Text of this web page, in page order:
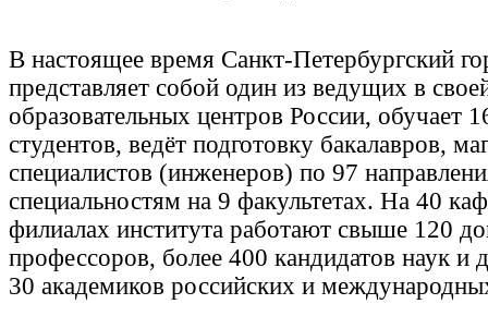
В настоящее время Санкт-Петербургский
представляет собой один из ведущих в
образовательных центров России, обучает
студентов, ведёт подготовку бакалавров,
специалистов (инженеров) по 97
специальностям на 9 факультетах. На 40
филиалах института работают свыше 120
профессоров, более 400 кандидатов наук и
30 академиков российских и